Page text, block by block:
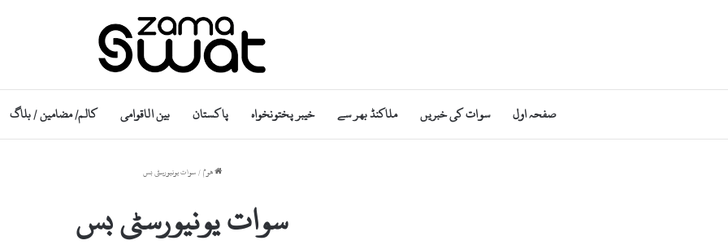
صفحہ اول سوات کی خبریں ملاکنڈ بھر سے خیبر پختونخواہ پاکستان بین الاقوامی کالم/ مضامین / بلاگ
ھوم / سوات یونیورسٹی بس
سوات یونیورسٹی بس